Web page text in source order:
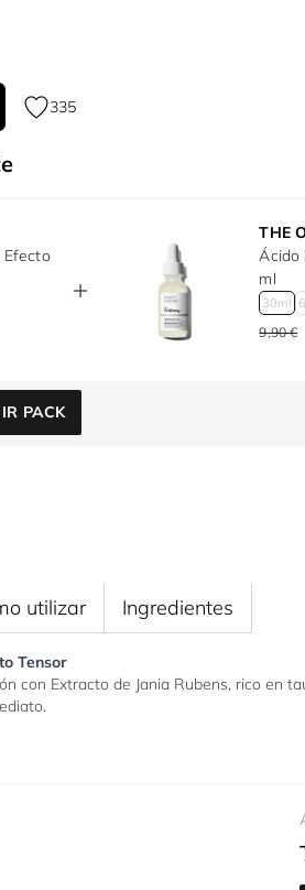
335
Efecto
THE
Ácido
ml
30ml
9,90 €
PACK
Tensor
con Extracto de Jania Rubens, rico en
utilizar Ingredientes